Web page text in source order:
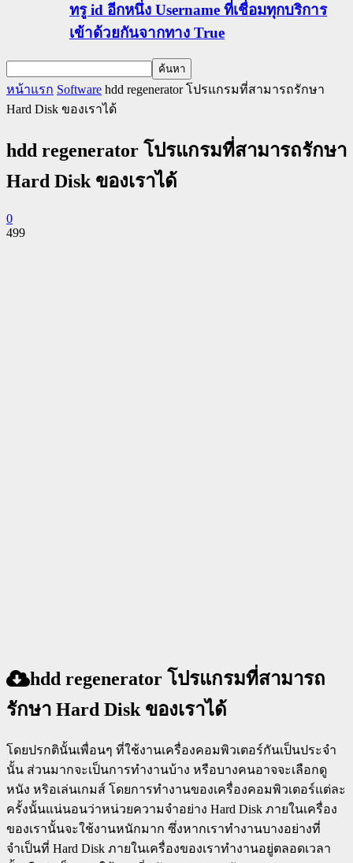
ทรู id อีกหนึ่ง Username ที่เชื่อมทุกบริการ
เข้าด้วยกันจากทาง True
หน้าแรก Software hdd regenerator โปรแกรมที่สามารถรักษา
Hard Disk ของเราได้
hdd regenerator โปรแกรมที่สามารถรักษา
Hard Disk ของเราได้
0
499
hdd regenerator โปรแกรมที่สามารถ
รักษา Hard Disk ของเราได้
โดยปรกตินั้นเพื่อนๆ ที่ใช้งานเครื่องคอมพิวเตอร์กันเป็นประจำ
นั้น ส่วนมากจะเป็นการทำงานบ้าง หรือบางคนอาจจะเลือกดู
หนัง หริอเล่นเกมส์ โดยการทำงานของเครื่องคอมพิวเตอร์แต่ละ
ครั้งนั้นแน่นอนว่าหน่วยความจำอย่าง Hard Disk ภายในเครื่อง
ของเรานั้นจะใช้งานหนักมาก ซึ่งหากเราทำงานบางอย่างที่
จำเป็นที่ Hard Disk ภายในเครื่องของเราทำงานอยู่ตลอดเวลา